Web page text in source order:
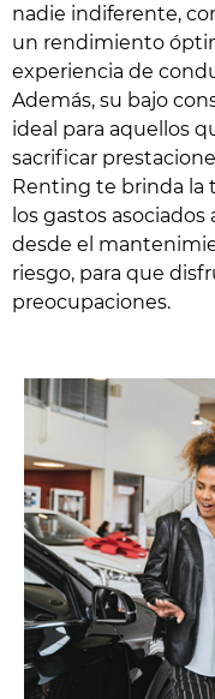
nadie indiferente,
un rendimiento
experiencia de
Además, su bajo
ideal para aquellos
sacrificar
Renting te brinda la
los gastos
desde el
riesgo, para que
preocupaciones.